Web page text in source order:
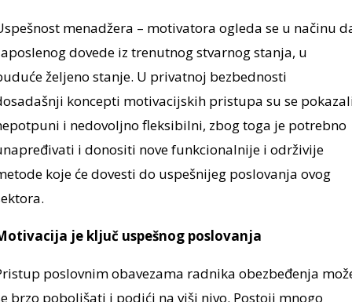
menadžera – motivatora ogleda se u načinu
dovede iz trenutnog stvarnog stanja, u
željeno stanje. U privatnoj bezbednosti
koncepti motivacijskih pristupa su se
i nedovoljno fleksibilni, zbog toga je potrebno
i donositi nove funkcionalnije i održivije
koje će dovesti do uspešnijeg poslovanja ovog
je ključ uspešnog poslovanja
poslovnim obavezama radnika obezbeđenja
brzo poboljšati i podići na viši nivo. Postoji mnogo